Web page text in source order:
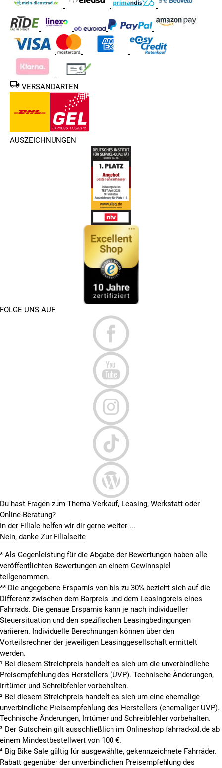
GRAVEL BIKES?
Die Dämpfung bei Gravel Bikes mit Federung
verschiedenen Technologien, die oft kombiniert werden:
Federgabeln:
für spürbare Stoßabsorption im Frontbereich
Sattelstützen mit Flexzonen zur Vibrationsminderung
ISOSpeed-Systeme:
mehr Nachgiebigkeit
Gefederte Sattelstützen:
spürbar
Je nach Setup entsteht so ein angenehmes, kontrolliertes
Fahrgefühl – auch auf längeren Offroad-Etappen.
FEDERGABEL ODER STARRGABEL –
WELCHE PASST ZU DEINEM FAHRSTIL?
Die Entscheidung hängt vom Einsatzprofil ab:
Leichter, direkter, ideal für Asphalt, Pendler
& sportliche Fahrer:innen
Komfortabler & sicherer bei Offroad-
Strecken, Schottertouren & Bikepacking
Eine gute Zwischenlösung bietet einGravel Bike mit
Starrgabel aus Carbon
und hoher Reifenfreiheit (42–55 mm).
In Kombination mit Tubeless-Reifen entsteht so ein
ausgewogenes Setup mit geringem Gewicht und
ausreichender Dämpfung – besonders sinnvoll für Mixed-
VERSANDARTEN
AUSZEICHNUNGEN
FOLGE UNS AUF
Du hast Fragen zum Thema Verkauf, Leasing, Werkstatt oder
Online-Beratung?
In der Filiale helfen wir dir gerne weiter ...
Nein, danke Zur Filialseite
* Als Gegenleistung für die Abgabe der Bewertungen haben alle
veröffentlichten Bewertungen an einem Gewinnspiel
teilgenommen.
** Die angegebene Ersparnis von bis zu 30% bezieht sich auf die
Differenz zwischen dem Barpreis und dem Leasingpreis eines
Fahrrads. Die genaue Ersparnis kann je nach individueller
Steuersituation und den spezifischen Leasingbedingungen
variieren. Individuelle Berechnungen können über den
Vorteilsrechner der jeweiligen Leasinggesellschaft ermittelt
werden.
¹ Bei diesem Streichpreis handelt es sich um die unverbindliche
Preisempfehlung des Herstellers (UVP). Technische Änderungen,
Irrtümer und Schreibfehler vorbehalten.
² Bei diesem Streichpreis handelt es sich um eine ehemalige
unverbindliche Preisempfehlung des Herstellers (ehemaliger UVP).
Technische Änderungen, Irrtümer und Schreibfehler vorbehalten.
³ Der Gutschein gilt ausschließlich im Onlineshop fahrrad-xxl.de ab
einem Mindestbestellwert von 100 €.
⁴ Big Bike Sale gültig für ausgewählte, gekennzeichnete Fahrräder.
Rabatt gegenüber der unverbindlichen Preisempfehlung des